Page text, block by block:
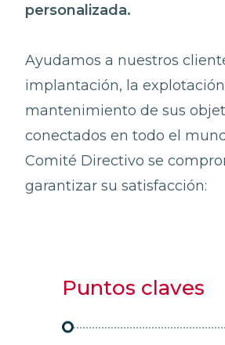
personalizada.
Ayudamos a nuestros
implantación, la
mantenimiento de sus
conectados en todo el
Comité Directivo se
garantizar su satisfacción:
Puntos claves